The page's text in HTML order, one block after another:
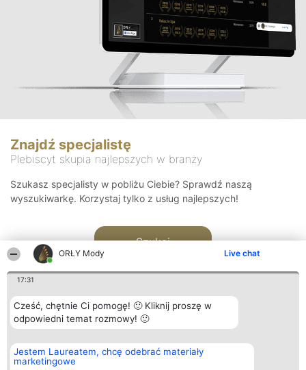
ORŁY Mody Live chat
17:31
Cześć, chętnie Ci pomogę! 🙂 Kliknij proszę w
odpowiedni temat rozmowy! 🙂
Jestem Laureatem, chcę odebrać materiały
marketingowe
Znajdź specjalistę
Plebiscyt skupia najlepszych w branży
Szukasz specjalisty w pobliżu Ciebie? Sprawdź naszą
wyszukiwarkę. Korzystaj tylko z usług najlepszych!
Szukaj
Organizator plebiscytu
Bright Side Solutions sp. z o.
o. sp. k.
Plebiscyt
Laureaci
Kontakt
Kontakt